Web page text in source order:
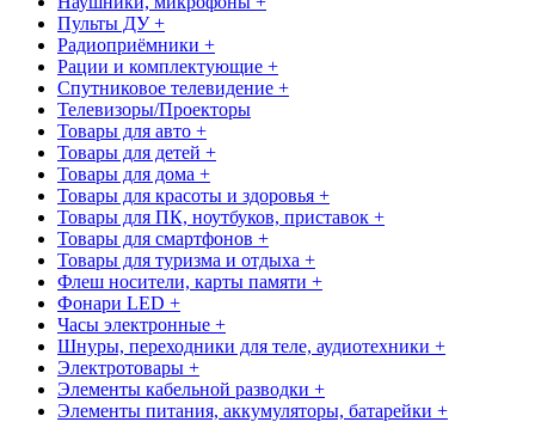
Пульты ДУ +
Радиоприёмники +
Рации и комплектующие +
Спутниковое телевидение +
Телевизоры/Проекторы
Товары для авто +
Товары для детей +
Товары для дома +
Товары для красоты и здоровья +
Товары для ПК, ноутбуков, приставок +
Товары для смартфонов +
Товары для туризма и отдыха +
Флеш носители, карты памяти +
Фонари LED +
Часы электронные +
Шнуры, переходники для теле, аудиотехники +
Электротовары +
Элементы кабельной разводки +
Элементы питания, аккумуляторы, батарейки +